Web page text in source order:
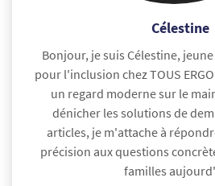
Célestine
Bonjour, je suis Célestine,
pour l'inclusion chez TOUS
un regard moderne sur le
dénicher les solutions de
articles, je m'attache à
précision aux questions
familles